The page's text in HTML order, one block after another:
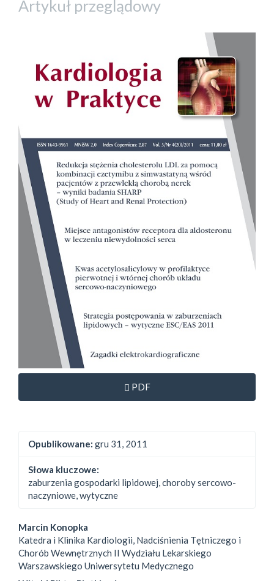
Artykuł przeglądowy
Dostęp przez subskrypcję
PDF
Opublikowane: gru 31, 2011
Słowa kluczowe:
zaburzenia gospodarki lipidowej, choroby sercowo-
naczyniowe, wytyczne
Marcin Konopka
Katedra i Klinika Kardiologii, Nadciśnienia Tętniczego i
Chorób Wewnętrznych II Wydziału Lekarskiego
Warszawskiego Uniwersytetu Medycznego